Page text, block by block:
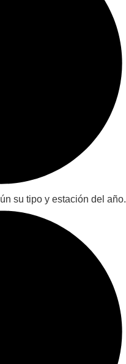
su tipo y estación del año.